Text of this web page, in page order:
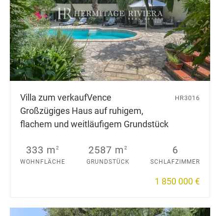
Villa zum verkaufVence
Großzügiges Haus auf ruhigem,
flachem und weitläufigem Grundstück
HR3016
333 m2
WOHNFLÄCHE
2587 m2
GRUNDSTÜCK
6
SCHLAFZIMMER
1 850 000 €